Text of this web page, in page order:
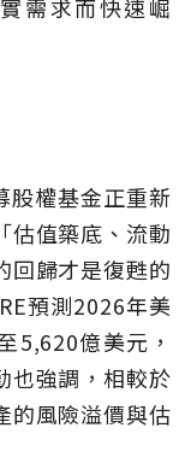
需求而快速崛
股權基金正重新
估值築底、流動
回歸才是復甦的
預測2026年美
5,620億美元，
也強調，相較於
的風險溢價與估